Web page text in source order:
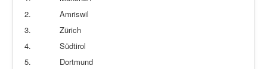
2.
Amriswil
3.
Zürich
4.
Südtirol
5.
Dortmund